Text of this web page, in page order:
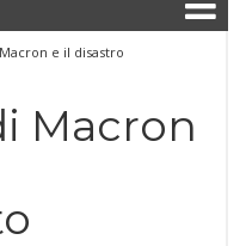
e il disastro
Macron